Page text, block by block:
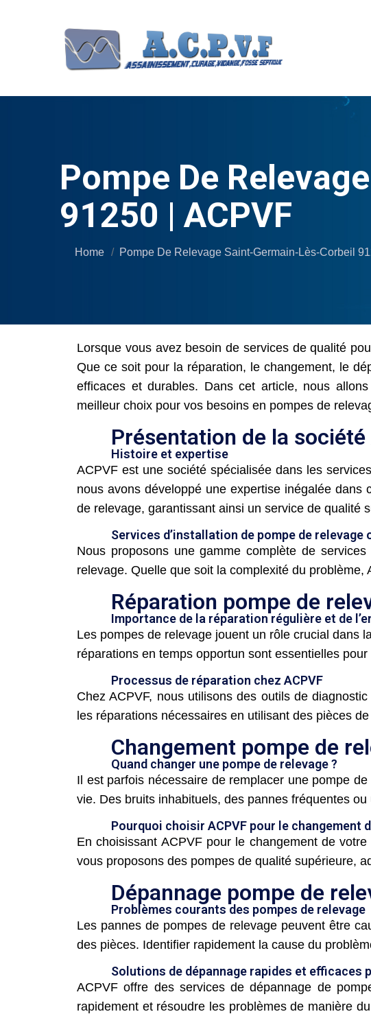
Pompe De
91250 | ACPVF
Home Pompe De Relevage Saint-Germain-Lès-Corbeil
Lorsque vous avez besoin de services de qualité
Que ce soit pour la réparation, le changement, le
efficaces et durables. Dans cet article, nous
meilleur choix pour vos besoins en pompes de
Présentation de la société
Histoire et expertise
ACPVF est une société spécialisée dans les
nous avons développé une expertise inégalée
de relevage, garantissant ainsi un service de qualité
Services d’installation de pompe de relevage
Nous proposons une gamme complète de
relevage. Quelle que soit la complexité du
Réparation pompe de
Importance de la réparation régulière et de
Les pompes de relevage jouent un rôle crucial dans
réparations en temps opportun sont essentielles
Processus de réparation chez ACPVF
Chez ACPVF, nous utilisons des outils de
les réparations nécessaires en utilisant des pièces
Changement pompe de
Quand changer une pompe de relevage ?
Il est parfois nécessaire de remplacer une pompe
vie. Des bruits inhabituels, des pannes fréquentes
Pourquoi choisir ACPVF pour le changement
En choisissant ACPVF pour le changement de
vous proposons des pompes de qualité supérieure,
Dépannage pompe de
Problèmes courants des pompes de relevage
Les pannes de pompes de relevage peuvent être
des pièces. Identifier rapidement la cause du
Solutions de dépannage rapides et efficaces
ACPVF offre des services de dépannage de
rapidement et résoudre les problèmes de manière